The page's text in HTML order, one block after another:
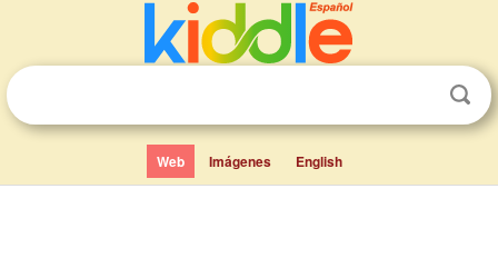
Web Imágenes English